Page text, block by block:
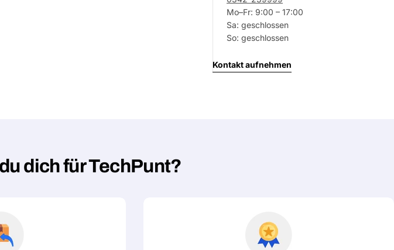
Mo–Fr: 9:00 – 17:00
Sa: geschlossen
So: geschlossen
Kontakt aufnehmen
dich für TechPunt?